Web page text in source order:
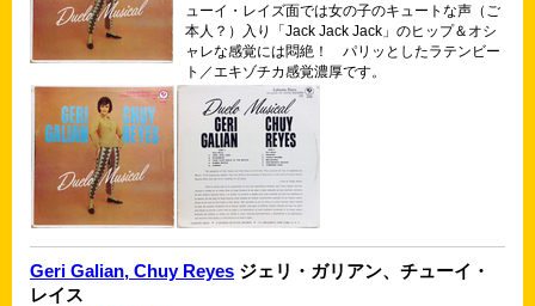
ューイ・レイズ面では女の子のキュートな声（ご
本人？）入り「Jack Jack Jack」のヒップ＆オシ
ャレな感覚には悶絶！ パリッとしたラテンビー
ト／エキゾチカ感覚濃厚です。
Geri Galian, Chuy Reyes ジェリ・ガリアン、チューイ・
レイス